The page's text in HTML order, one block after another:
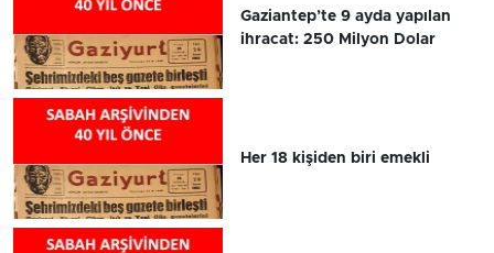
Gaziantep’te 9 ayda yapılan
ihracat: 250 Milyon Dolar
Her 18 kişiden biri emekli